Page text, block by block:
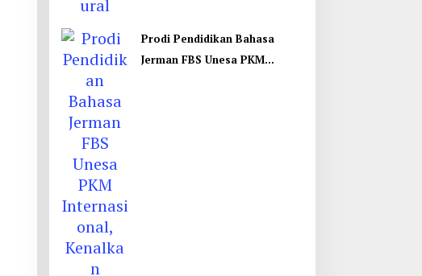
Prodi Pendidikan Bahasa
Jerman FBS Unesa PKM